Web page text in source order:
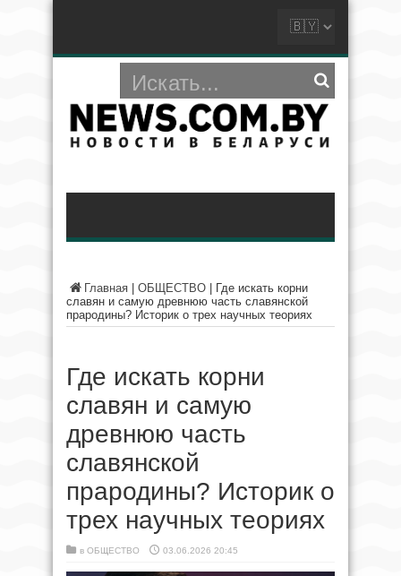
Главная ОБЩЕСТВО
Где искать корни
славян и самую древнюю часть славянской
прародины? Историк о трех научных теориях
Где искать корни
славян и самую
древнюю часть
славянской
прародины? Историк о
трех научных теориях
в ОБЩЕСТВО 03.06.2026 20:45